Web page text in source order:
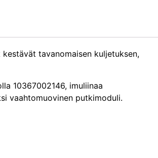
tavanomaisen kuljetuksen,
10367002146, imuliinaa
vaahtomuovinen putkimoduli.